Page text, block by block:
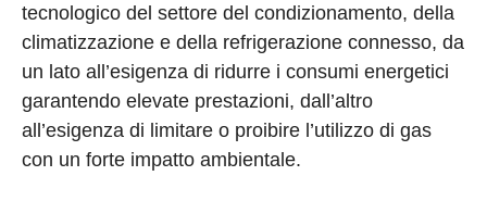
tecnologico del settore del condizionamento, della
climatizzazione e della refrigerazione connesso, da
un lato all’esigenza di ridurre i consumi energetici
garantendo elevate prestazioni, dall’altro
all’esigenza di limitare o proibire l’utilizzo di gas
con un forte impatto ambientale.